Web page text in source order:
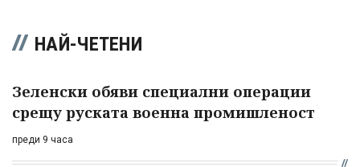
НАЙ-ЧЕТЕНИ
Зеленски обяви специални операции
срещу руската военна промишленост
преди 9 часа